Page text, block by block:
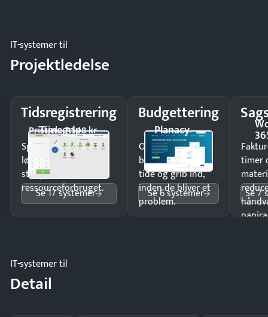
IT-systemer til
Projektledelse
Tidsregistrering
Timegrip
Pristjek: 7.548 kr
Spar tid på
lønberegning og få
styr på
ressourceforbruget.
Se 17 systemer
Budgettering
Planacy
Opdag
budgetafvigelser i
tide og grib ind,
inden de bliver et
problem.
Se 6 systemer
timer
Se 7
IT-systemer til
Detail